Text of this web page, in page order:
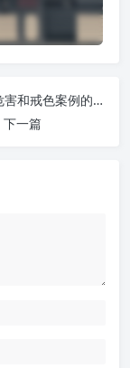
了解手婬危害和戒色案例的必要性 | 纵欲危害
下一篇